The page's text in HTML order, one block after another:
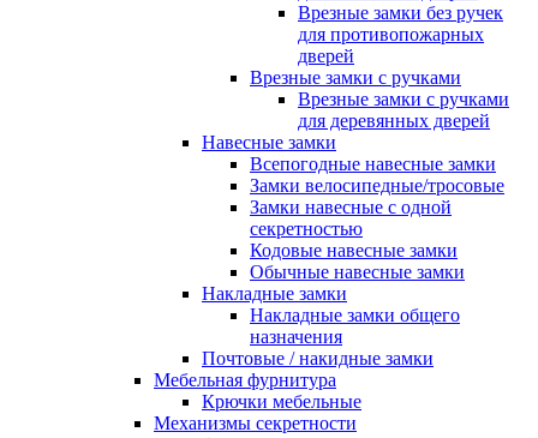
Врезные замки без ручек
для противопожарных
дверей
Врезные замки с ручками
Врезные замки с ручками
для деревянных дверей
Навесные замки
Всепогодные навесные замки
Замки велосипедные/тросовые
Замки навесные с одной
секретностью
Кодовые навесные замки
Обычные навесные замки
Накладные замки
Накладные замки общего
назначения
Почтовые / накидные замки
Мебельная фурнитура
Крючки мебельные
Механизмы секретности